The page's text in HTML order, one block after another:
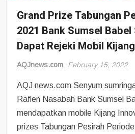
Grand Prize Tabungan
2021 Bank Sumsel
Dapat Rejeki Mobil
AQJnews.com February 15, 2022
AQJ news.com Senyum
Raflen Nasabah Bank Sumsel
mendapatkan mobile Kijang
prizes Tabungan Pesirah